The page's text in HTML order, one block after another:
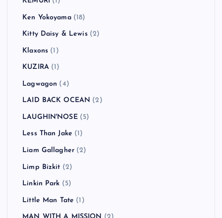
Ken Yokoyama(18)
Kitty Daisy & Lewis(2)
Klaxons (1)
KUZIRA(1)
Lagwagon (4)
LAID BACK OCEAN (2)
LAUGHIN'NOSE(5)
Less Than Jake (1)
Liam Gallagher (2)
Limp Bizkit (2)
Linkin Park (5)
Little Man Tate (1)